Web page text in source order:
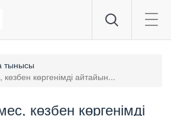
тынысы
көзбен көргенімді айтайын...
көзбен көргенімді